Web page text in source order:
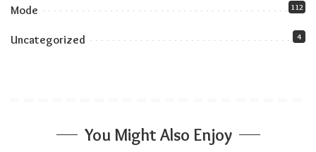
Mode 112
Uncategorized 4
You Might Also Enjoy